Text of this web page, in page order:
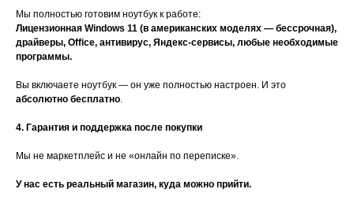
Мы полностью готовим ноутбук к работе:
Лицензионная Windows 11 (в американских моделях — бессрочная),
драйверы, Office, антивирус, Яндекс-сервисы, любые необходимые
программы.
Вы включаете ноутбук — он уже полностью настроен. И это
абсолютно бесплатно.
4. Гарантия и поддержка после покупки
Мы не маркетплейс и не «онлайн по переписке».
У нас есть реальный магазин, куда можно прийти.